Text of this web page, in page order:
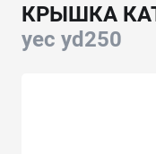
КРЫШКА
yec yd250